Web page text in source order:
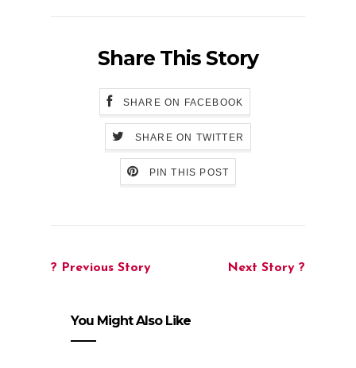
Share This Story
SHARE ON FACEBOOK
SHARE ON TWITTER
PIN THIS POST
? Previous Story Next Story ?
You Might Also Like